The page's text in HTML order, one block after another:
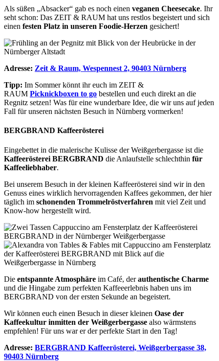
Als süßen „Absacker“ gab es noch einen veganen Cheesecake. Ihr
seht schon: Das ZEIT & RAUM hat uns restlos begeistert und sich
einen festen Platz in unseren Foodie-Herzen gesichert!
Adresse: Zeit & Raum, Wespennest 2, 90403 Nürnberg
Tipp: Im Sommer könnt ihr euch im ZEIT &
RAUM Picknickboxen to go bestellen und euch direkt an die
Regnitz setzen! Was für eine wunderbare Idee, die wir uns auf jeden
Fall für unseren nächsten Besuch in Nürnberg vormerken!
BERGBRAND Kaffeerösterei
Eingebettet in die malerische Kulisse der Weißgerbergasse ist die
Kaffeerösterei BERGBRAND die Anlaufstelle schlechthin für
Kaffeeliebhaber.
Bei unserem Besuch in der kleinen Kaffeerösterei sind wir in den
Genuss eines wirklich hervorragenden Kaffees gekommen, der hier
täglich im schonenden Trommelröstverfahren mit viel Zeit und
Know-how hergestellt wird.
Die entspannte Atmosphäre im Café, derauthentische Charme
und die Hingabe zum perfekten Kaffeeerlebnis haben uns im
BERGBRAND von der ersten Sekunde an begeistert.
Wir können euch einen Besuch in dieser kleinen Oase der
Kaffeekultur inmitten der Weißgerbergasse also wärmstens
empfehlen! Für uns war er der perfekte Start in den Tag!
Adresse: BERGBRAND Kaffeerösterei, Weißgerbergasse 38,
90403 Nürnberg